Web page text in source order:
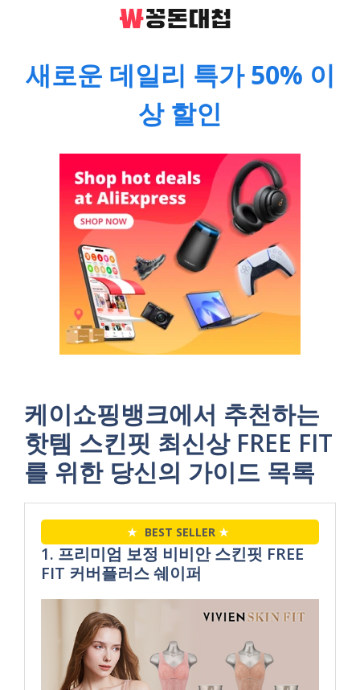
새로운 데일리 특가 50% 이
상 할인
케이쇼핑뱅크에서 추천하는
핫템 스킨핏 최신상 FREE FIT
를 위한 당신의 가이드 목록
★ BEST SELLER ★
1. 프리미엄 보정 비비안 스킨핏 FREE
FIT 커버플러스 쉐이퍼